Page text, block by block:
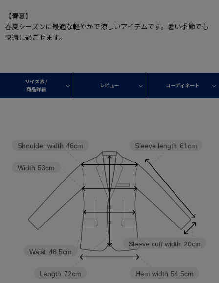
【春夏】
春夏シーズンに最適な軽やかで涼しいアイテムです。暑い季節でも
快適に過ごせます。
サイズ表 /
商品詳細
レビュー コーディネート
Hem width 54.5cm
Sleeve cuff width 20cm
Sleeve length 61cm
Length 72cm
Waist 48.5cm
Width 53cm
Shoulder width 46cm